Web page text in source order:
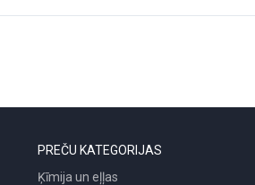
PREČU KATEGORIJAS
Ķīmija un eļļas